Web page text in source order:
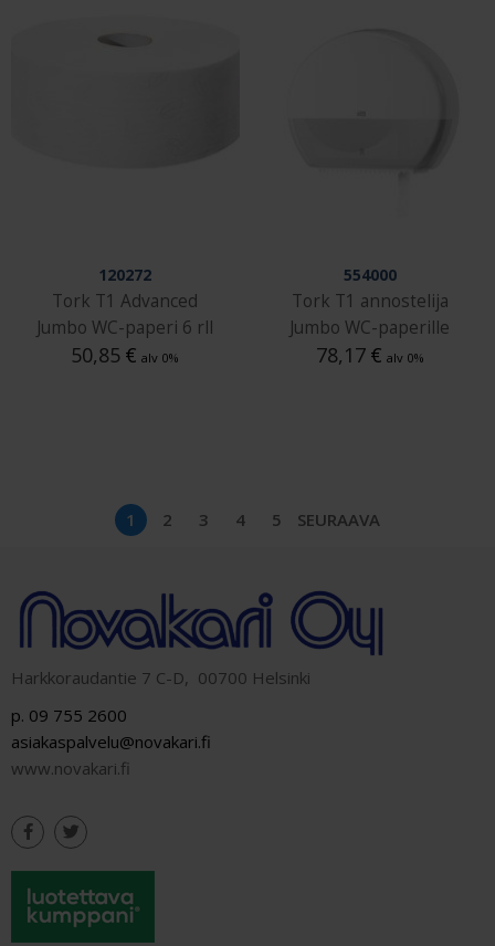
120272
Tork T1 Advanced
Jumbo WC-paperi 6 rll
50,85 € alv 0%
554000
Tork T1 annostelija
Jumbo WC-paperille
78,17 € alv 0%
1 2 3 4 5 SEURAAVA
Harkkoraudantie 7 C-D, 00700 Helsinki
p. 09 755 2600
asiakaspalvelu@novakari.fi
www.novakari.fi